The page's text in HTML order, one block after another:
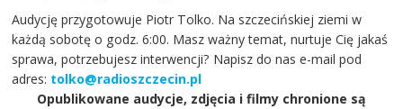
Audycję przygotowuje Piotr Tolko. Na szczecińskiej ziemi w
każdą sobotę o godz. 6:00. Masz ważny temat, nurtuje Cię jakaś
sprawa, potrzebujesz interwencji? Napisz do nas e-mail pod
adres: tolko@radioszczecin.pl
Opublikowane audycje, zdjęcia i filmy chronione są